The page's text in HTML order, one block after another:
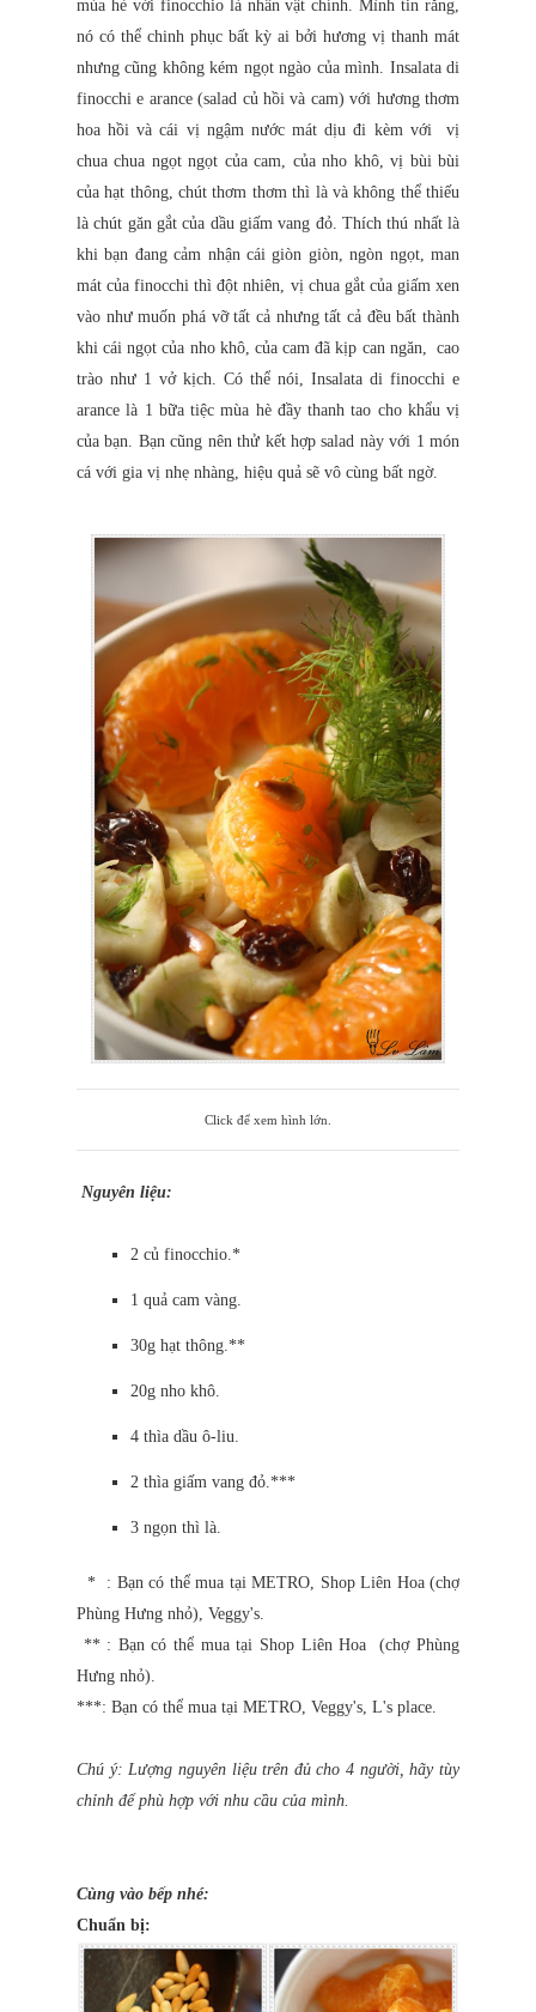
mùa hè với finocchio là nhân vật chính. Mình tin rằng,
nó có thể chinh phục bất kỳ ai bởi hương vị thanh mát
nhưng cũng không kém ngọt ngào của mình. Insalata di
finocchi e arance (salad củ hồi và cam) với hương thơm
hoa hồi và cái vị ngậm nước mát dịu đi kèm với vị
chua chua ngọt ngọt của cam, của nho khô, vị bùi bùi
của hạt thông, chút thơm thơm thì là và không thể thiếu
là chút găn gắt của dầu giấm vang đỏ. Thích thú nhất là
khi bạn đang cảm nhận cái giòn giòn, ngòn ngọt, man
mát của finocchi thì đột nhiên, vị chua gắt của giấm xen
vào như muốn phá vỡ tất cả nhưng tất cả đều bất thành
khi cái ngọt của nho khô, của cam đã kịp can ngăn, cao
trào như 1 vở kịch. Có thể nói, Insalata di finocchi e
arance là 1 bữa tiệc mùa hè đầy thanh tao cho khẩu vị
của bạn. Bạn cũng nên thử kết hợp salad này với 1 món
cá với gia vị nhẹ nhàng, hiệu quả sẽ vô cùng bất ngờ.
Click để xem hình lớn.
Nguyên liệu:
2 củ finocchio.*
1 quả cam vàng.
30g hạt thông.**
20g nho khô.
4 thìa dầu ô-liu.
2 thìa giấm vang đỏ.***
3 ngọn thì là.
* : Bạn có thể mua tại METRO, Shop Liên Hoa (chợ
Phùng Hưng nhỏ), Veggy's.
** : Bạn có thể mua tại Shop Liên Hoa (chợ Phùng
Hưng nhỏ).
***: Bạn có thể mua tại METRO, Veggy's, L's place.
Chú ý: Lượng nguyên liệu trên đủ cho 4 người, hãy tùy
chỉnh để phù hợp với nhu cầu của mình.
Cùng vào bếp nhé:
Chuẩn bị: